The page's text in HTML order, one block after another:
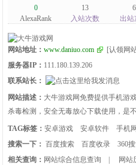
0
AlexaRank
13
入站次数
6
出站
网站地址：www.daniuo.com [认领网
服务器IP： 111.180.139.206
联系站长：
网站描述： 大牛游戏网免费提供手机游
杀毒检测，安全无毒放心下载使用，是
TAG标签：安卓游戏 安卓软件
手机
搜索一下： 百度搜索 百度收录 360
相关查询： 网站综合信息查询 网站